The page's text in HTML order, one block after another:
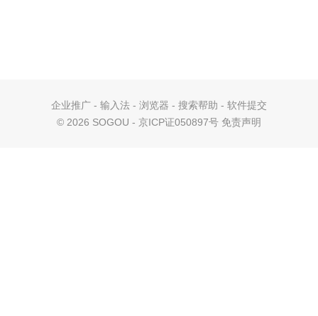
企业推广 - 输入法 - 浏览器 - 搜索帮助 - 软件提交
© 2026 SOGOU - 京ICP证050897号 免责声明